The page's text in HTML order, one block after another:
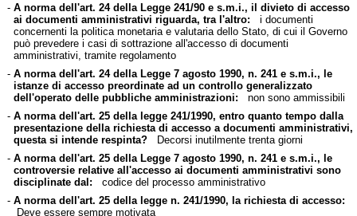
- A norma dell'art. 24 della Legge 241/90 e s.m.i., il divieto di accesso
ai documenti amministrativi riguarda, tra l'altro: i documenti
concernenti la politica monetaria e valutaria dello Stato, di cui il Governo
può prevedere i casi di sottrazione all'accesso di documenti
amministrativi, tramite regolamento
- A norma dell'art. 24 della Legge 7 agosto 1990, n. 241 e s.m.i., le
istanze di accesso preordinate ad un controllo generalizzato
dell'operato delle pubbliche amministrazioni: non sono ammissibili
- A norma dell'art. 25 della legge 241/1990, entro quanto tempo dalla
presentazione della richiesta di accesso a documenti amministrativi,
questa si intende respinta?Decorsi inutilmente trenta giorni
- A norma dell'art. 25 della Legge 7 agosto 1990, n. 241 e s.m.i., le
controversie relative all'accesso ai documenti amministrativi sono
disciplinate dal: codice del processo amministrativo
- A norma dell'art. 25 della legge n. 241/1990, la richiesta di accesso:
Deve essere sempre motivata